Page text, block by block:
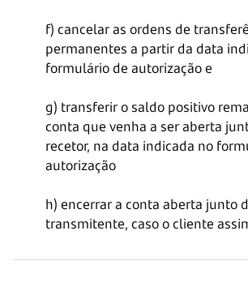
f) cancelar as ordens de
permanentes a partir da data
formulário de autorização e
g) transferir o saldo positivo
conta que venha a ser aberta
recetor, na data indicada no
autorização
h) encerrar a conta aberta junto
transmitente, caso o cliente